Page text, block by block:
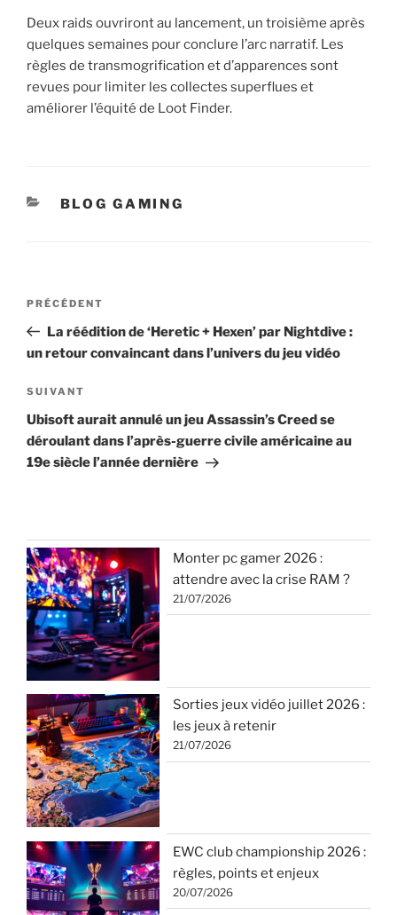
Deux raids ouvriront au lancement, un troisième après
quelques semaines pour conclure l’arc narratif. Les
règles de transmogrification et d’apparences sont
revues pour limiter les collectes superflues et
améliorer l’équité de Loot Finder.
CATÉGORIES
BLOG GAMING
Navigation
l’article
Article
précédent
PRÉCÉDENT
La réédition de ‘Heretic + Hexen’ par Nightdive :
un retour convaincant dans l’univers du jeu vidéo
Article
suivant
SUIVANT
Ubisoft aurait annulé un jeu Assassin’s Creed se
déroulant dans l’après-guerre civile américaine au
19e siècle l’année dernière
Monter pc gamer 2026 :
attendre avec la crise RAM ?
21/07/2026
Sorties jeux vidéo juillet 2026 :
les jeux à retenir
21/07/2026
EWC club championship 2026 :
règles, points et enjeux
20/07/2026